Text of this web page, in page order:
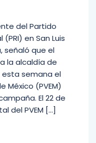
del Partido
en San Luis
señaló que el
la alcaldía de
esta semana el
México (PVEM)
El 22 de
del PVEM […]